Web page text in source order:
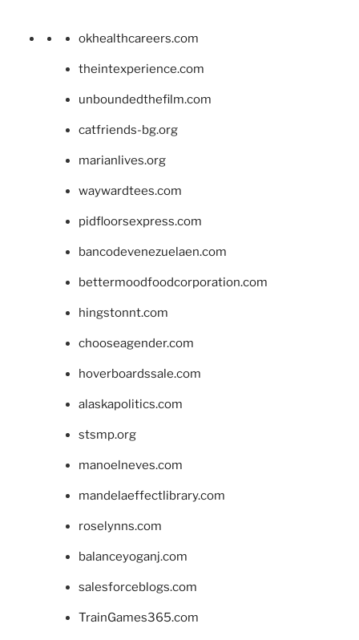
okhealthcareers.com
theintexperience.com
unboundedthefilm.com
catfriends-bg.org
marianlives.org
waywardtees.com
pidfloorsexpress.com
bancodevenezuelaen.com
bettermoodfoodcorporation.com
hingstonnt.com
chooseagender.com
hoverboardssale.com
alaskapolitics.com
stsmp.org
manoelneves.com
mandelaeffectlibrary.com
roselynns.com
balanceyoganj.com
salesforceblogs.com
TrainGames365.com